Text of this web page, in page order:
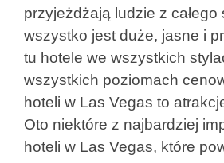
przyjeżdżają ludzie z całego
wszystko jest duże, jasne i
tu hotele we wszystkich
wszystkich poziomach
hoteli w Las Vegas to
Oto niektóre z najbardziej
hoteli w Las Vegas, które